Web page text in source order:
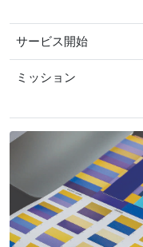
サービス開始
ミッション